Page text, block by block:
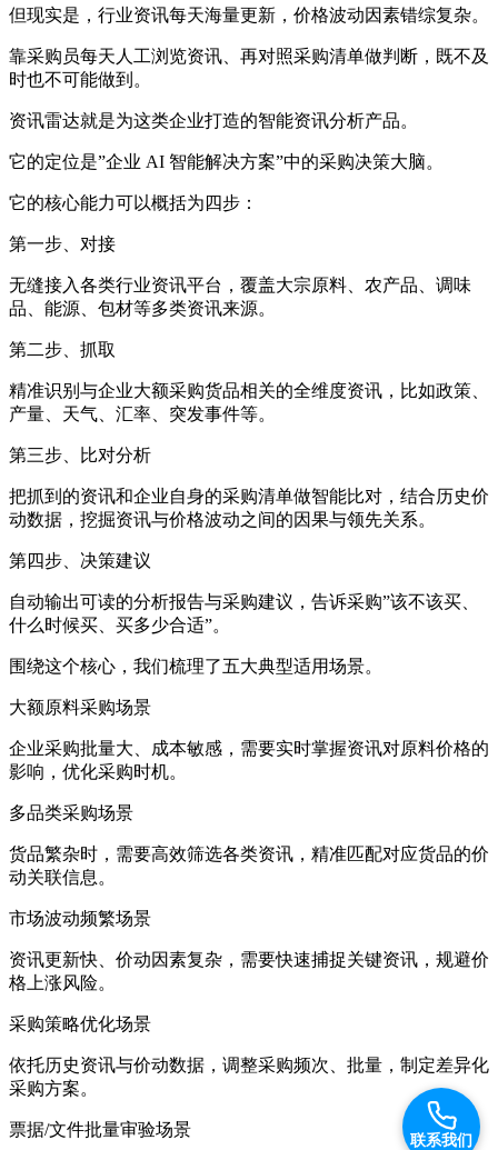
但现实是，行业资讯每天海量更新，价格波动因素错综复杂。
靠采购员每天人工浏览资讯、再对照采购清单做判断，既不及
时也不可能做到。
资讯雷达就是为这类企业打造的智能资讯分析产品。
它的定位是”企业 AI 智能解决方案”中的采购决策大脑。
它的核心能力可以概括为四步：
第一步、对接
无缝接入各类行业资讯平台，覆盖大宗原料、农产品、调味
品、能源、包材等多类资讯来源。
第二步、抓取
精准识别与企业大额采购货品相关的全维度资讯，比如政策、
产量、天气、汇率、突发事件等。
第三步、比对分析
把抓到的资讯和企业自身的采购清单做智能比对，结合历史价
动数据，挖掘资讯与价格波动之间的因果与领先关系。
第四步、决策建议
自动输出可读的分析报告与采购建议，告诉采购”该不该买、
什么时候买、买多少合适”。
围绕这个核心，我们梳理了五大典型适用场景。
大额原料采购场景
企业采购批量大、成本敏感，需要实时掌握资讯对原料价格的
影响，优化采购时机。
多品类采购场景
货品繁杂时，需要高效筛选各类资讯，精准匹配对应货品的价
动关联信息。
市场波动频繁场景
资讯更新快、价动因素复杂，需要快速捕捉关键资讯，规避价
格上涨风险。
采购策略优化场景
依托历史资讯与价动数据，调整采购频次、批量，制定差异化
采购方案。
票据/文件批量审验场景
联系我们